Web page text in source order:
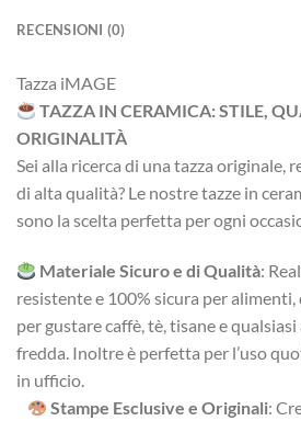
RECENSIONI (0)
Tazza iMAGE
TAZZA IN CERAMICA: STILE,
ORIGINALITÀ
Sei alla ricerca di una tazza originale,
di alta qualità? Le nostre tazze in
sono la scelta perfetta per ogni
Materiale Sicuro e di Qualità:
resistente e 100% sicura per alimenti,
per gustare caffè, tè, tisane e
fredda. Inoltre è perfetta per l’uso
in ufficio.
Stampe Esclusive e Originali: